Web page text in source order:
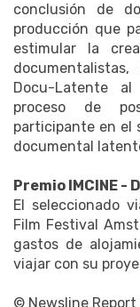
conclusión de
producción que
estimular la
Docu-Latente
proceso de
participante en el
documental
Premio IMCINE
El seleccionado
Film Festival
gastos de
viajar con su
© Newsline Report